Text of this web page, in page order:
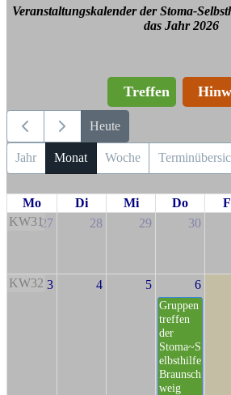
Veranstaltungskalender der Stoma-
das Jahr 2026
Treffen
Heute
Jahr Monat Woche
Mo Di Mi Do
KW3127 28 29 30
KW32 3 4 5 6
Gruppen
treffen
der
Stoma~S
elbsthilfe
Braunsch
weig